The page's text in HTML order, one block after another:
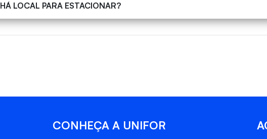
HÁ LOCAL PARA ESTACIONAR?
CONHEÇA A UNIFOR